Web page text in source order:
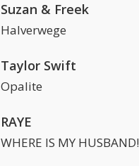
Suzan & Freek
Halverwege
Taylor Swift
Opalite
RAYE
WHERE IS MY HUSBAND!